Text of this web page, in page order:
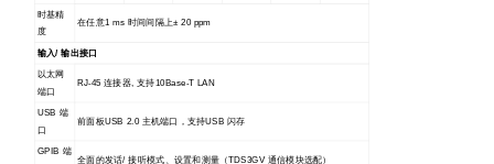
时基精
度
在任意1 ms 时间间隔上± 20 ppm
输入/ 输出接口
以太网
端口
RJ-45连接器, 支持10Base-T LAN
USB 端
口
前面板USB 2.0 主机端口，支持USB 闪存
GPIB端
全面的发话/ 接听模式、设置和测量（TDS3GV 通信模块选配）